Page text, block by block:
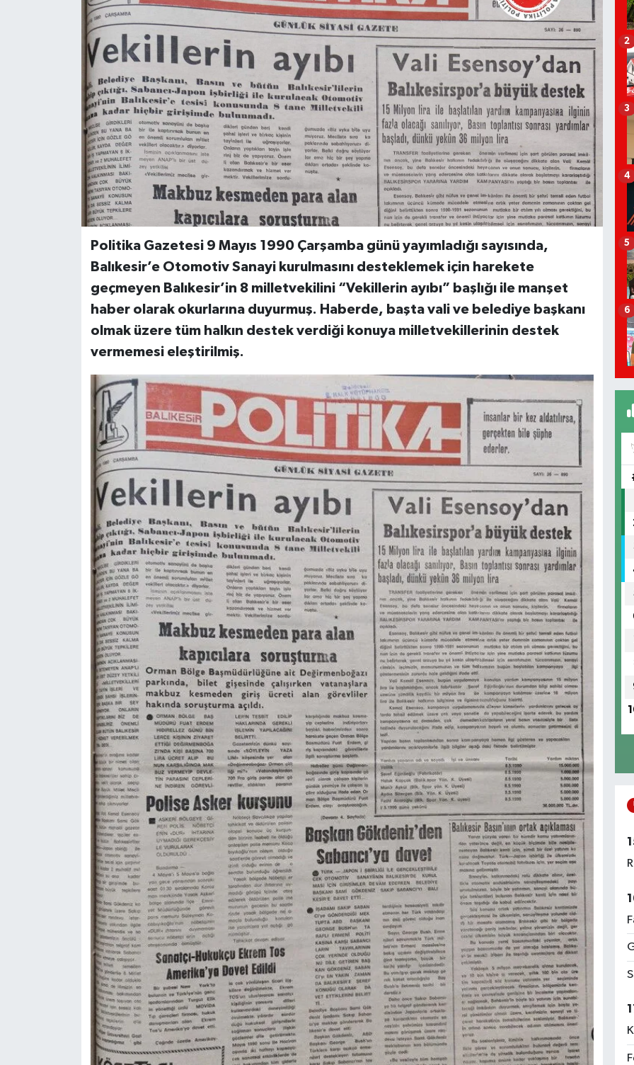
Politika Gazetesi 9 Mayıs 1990 Çarşamba günü yayımladığı sayısında,
Balıkesir’e Otomotiv Sanayi kurulmasını desteklemek için harekete
geçmeyen Balıkesir’in 8 milletvekilini “Vekillerin ayıbı” başlığı ile manşet
haber olarak okurlarına duyurmuş. Haberde, başta vali ve belediye başkanı
olmak üzere tüm halkın destek verdiği konuya milletvekillerinin destek
vermemesi eleştirilmiş.
2
3
4
5
6
Dursunbey
EKONOMİ
KENT GÜNDEMİ
KÜLTÜR-SANAT
MAGAZİN
OTOMOTİV
Resmi İlanlar
Savaştepe
SÜRMANŞET
TARİHTE BUGÜN
TEKNOLOJİ